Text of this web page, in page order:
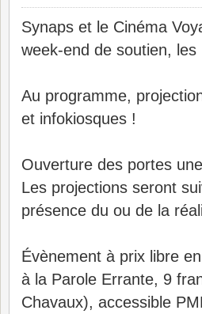
Synaps et le Cinéma
week-end de soutien,
Au programme,
et infokiosques !
Ouverture des portes
Les projections seront
présence du ou de la
Évènement à prix libre
à la Parole Errante, 9
Chavaux), accessible